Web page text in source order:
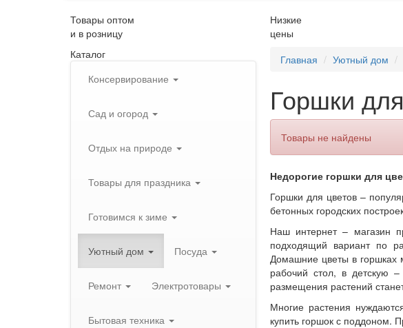
Товары оптом
и в розницу
Низкие
цены
Каталог
Консервирование
Сад и огород
Отдых на природе
Товары для праздника
Готовимся к зиме
Уютный дом Посуда
Ремонт Электротовары
Бытовая техника
Главная Уютный дом
Горшки
Товары не найдены
Недорогие горшки для
Горшки для цветов –
бетонных городских
Наш интернет – магазин
подходящий вариант по
Домашние цветы в горшках
рабочий стол, в детскую
размещения растений
Многие растения
купить горшок с поддоном.